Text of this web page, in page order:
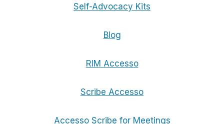
Self-Advocacy Kits
Blog
RIM Accesso
Scribe Accesso
Accesso Scribe for Meetings